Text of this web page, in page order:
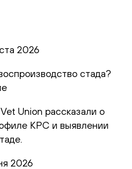
2026
стада?
Union рассказали о
КРС и выявлении
2026